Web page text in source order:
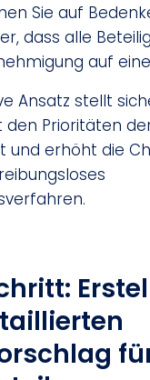
Sie auf
dass alle
auf
Ansatz stellt
Prioritäten
und erhöht die